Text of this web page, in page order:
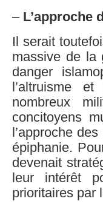
– L’approche
Il serait
massive de la
danger
l’altruisme
nombreux
concitoyens
l’approche
épiphanie.
devenait
leur intérêt
prioritaires par